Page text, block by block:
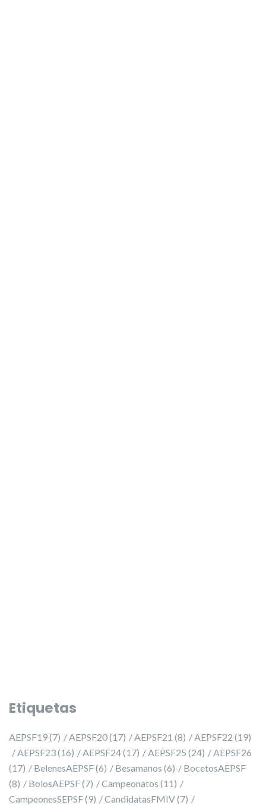
Etiquetas
AEPSF19(7) AEPSF20(17) AEPSF21 (8) AEPSF22 (19)
AEPSF23(16) AEPSF24(17) AEPSF25 (24)
AEPSF26
(17)
BelenesAEPSF(6) Besamanos (6)
BocetosAEPSF
(8)
BolosAEPSF(7) Campeonatos (11)
CampeonesSEPSF(9) CandidatasFMIV(7)